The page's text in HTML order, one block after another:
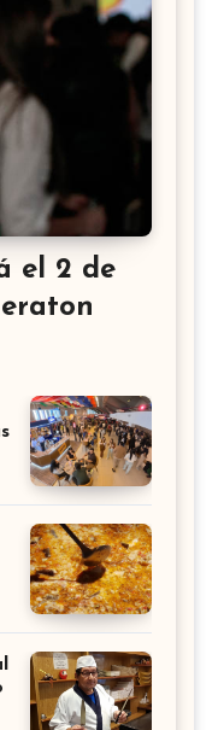
el 2 de